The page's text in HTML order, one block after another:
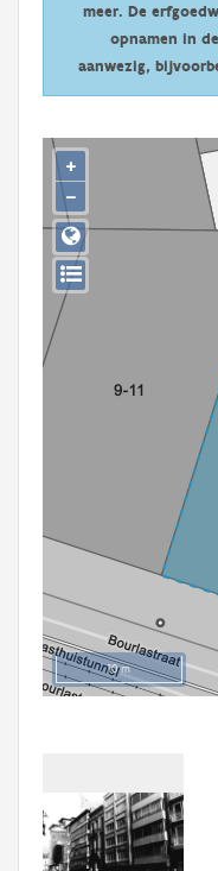
Downloads
Hergebruik
meer. De
opnamen in
aanwezig,
10 m
+
−